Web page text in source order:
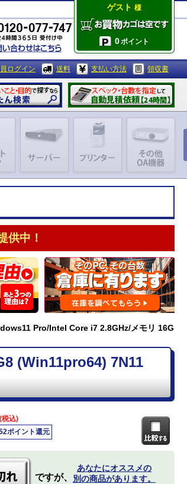
ゲスト 様
0ポイント
ログイン 送料 支払い方法 領収書
供中！
Pro/Intel Core i7 2.8GHz/メモリ 16G
(Win11pro64) 7N11
税込)
ポイント還元
ですが、
あなたにオススメの
別の商品があります。